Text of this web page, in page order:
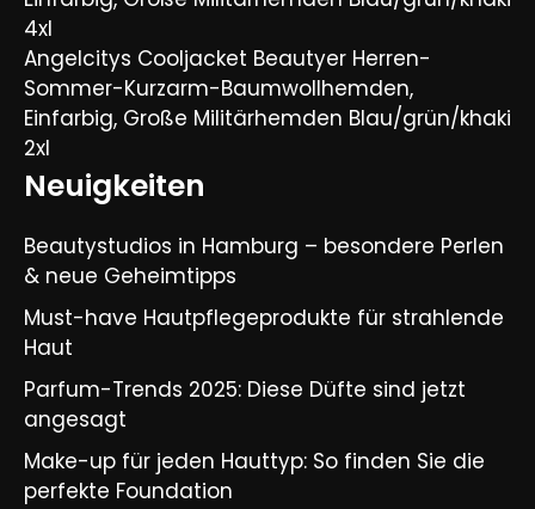
4xl
Angelcitys Cooljacket Beautyer Herren-
Sommer-Kurzarm-Baumwollhemden,
Einfarbig, Große Militärhemden Blau/grün/khaki
2xl
Neuigkeiten
Beautystudios in Hamburg – besondere Perlen
& neue Geheimtipps
Must-have Hautpflegeprodukte für strahlende
Haut
Parfum-Trends 2025: Diese Düfte sind jetzt
angesagt
Make-up für jeden Hauttyp: So finden Sie die
perfekte Foundation